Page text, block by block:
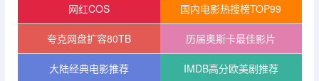
网红COS 国内电影热搜榜TOP99
夸克网盘扩容80TB 历届奥斯卡最佳影片
大陆经典电影推荐 IMDB高分欧美剧推荐